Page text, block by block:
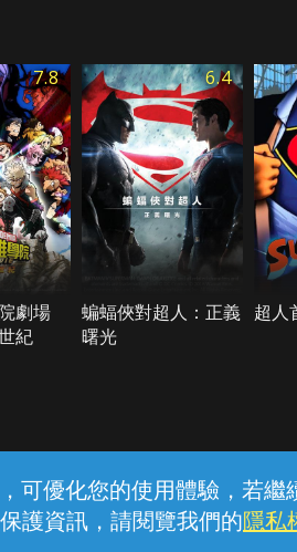
可優化您的使用體驗，若
護資訊，請閱覽我們的隱私
7.8
劇場
紀
6.4
蝙蝠俠對超人：正義
曙光
超人
線上客服 服務條
中華電信股份有限公司個人家庭分公司 (